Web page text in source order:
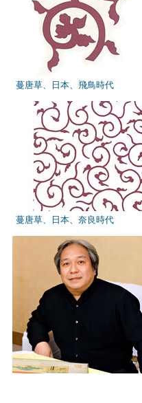
蔓唐草、日本、飛鳥時代
蔓唐草、日本、奈良時代